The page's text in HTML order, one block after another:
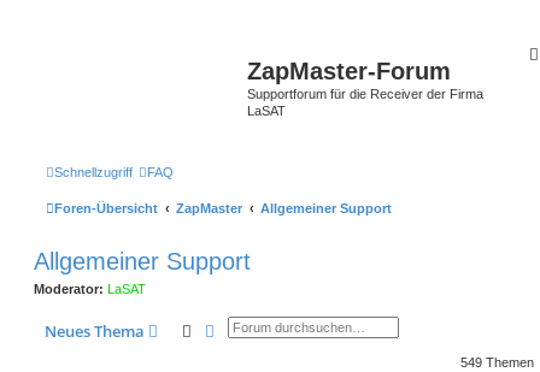
ZapMaster-Forum
Supportforum für die Receiver der Firma
LaSAT
Schnellzugriff FAQ
Foren-Übersicht ZapMaster Allgemeiner Support
Allgemeiner Support
Moderator: LaSAT
Neues Thema SucheErweiterte Suche
549 Themen